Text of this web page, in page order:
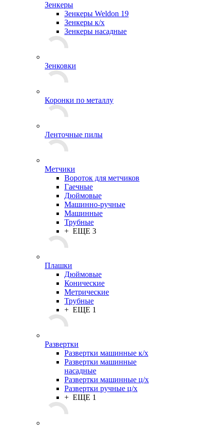
Зенкеры
Зенкеры Weldon 19
Зенкеры к/х
Зенкеры насадные
Зенковки
Коронки по металлу
Ленточные пилы
Метчики
Вороток для метчиков
Гаечные
Дюймовые
Машинно-ручные
Машинные
Трубные
+ ЕЩЕ 3
Плашки
Дюймовые
Конические
Метрические
Трубные
+ ЕЩЕ 1
Развертки
Развертки машинные к/х
Развертки машинные
насадные
Развертки машинные ц/х
Развертки ручные ц/х
+ ЕЩЕ 1